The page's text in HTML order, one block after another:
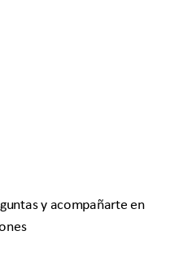
y acompañarte en